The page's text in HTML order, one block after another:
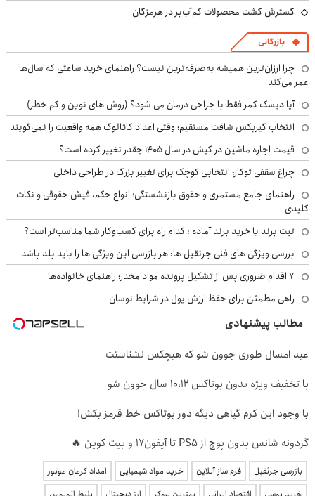
گسترش کشت محصولات کم‌آب‌بر در هرمزگان
بازرگانی
چرا ارزان‌ترین همیشه به‌صرفه‌ترین نیست؟ راهنمای خرید ساعتی که سال‌ها
عمر می‌کند
آیا دیسک کمر فقط با جراحی درمان می شود؟ (روش های نوین و کم خطر)
انتخاب گیربکس شافت مستقیم؛ وقتی اعداد کاتالوگ همه واقعیت را نمی‌گویند
قیمت اجاره ماشین در کیش در سال ۱۴۰۵ چقدر تغییر کرده است؟
چراغ سقفی توکار؛ انتخابی کوچک برای تغییر بزرگ در طراحی داخلی
راهنمای جامع مستمری و حقوق بازنشستگی؛ انواع حکم، فیش حقوقی و نکات
کلیدی
ثبت برند یا خرید برند آماده : کدام راه برای کسب‌وکار شما مناسب‌تر است؟
بررسی ویژگی های فنی جرثقیل ها: هر بازرسی این ویژگی ها را باید بلد باشد
۷ اقدام ضروری پس از تشکیل پرونده مواد مخدر؛ راهنمای خانواده‌ها
راهی مطمئن برای حفظ ارزش پول در شرایط نوسان
مطالب پیشنهادی
عید امسال طوری جوون شو که هیچکس نشناستت
با تخفیف ویژه بدون بوتاکس ۱۰،۱۲ سال جوون شو
با وجود این کرم گیاهی دیگه دور بوتاکس خط قرمز بکش!
گردونه شانس بدون پوچ از PS5 تا آیفون17 و بیت کوین 🔥
بازرسی جرثقیل فرم ساز آنلاین خرید مواد شیمیایی
امداد کرمان موتور